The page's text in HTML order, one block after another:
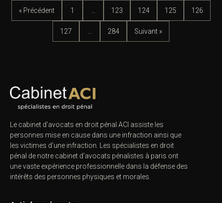
« Précédent 1 123 124 125 126
127 284 Suivant »
Le cabinet d’avocats en droit pénal ACI assiste les
personnes mise en cause dans une infraction ainsi que
les victimes d’une infraction. Les spécialistes en droit
pénal de notre cabinet d’avocats pénalistes à paris ont
une vaste expérience professionnelle dans la défense des
intérêts des personnes physiques et morales.